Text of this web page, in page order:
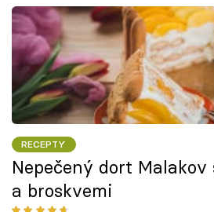
Přihlášení
Sledujte nás
RECEPTY
Nepečený dort
a broskvemi